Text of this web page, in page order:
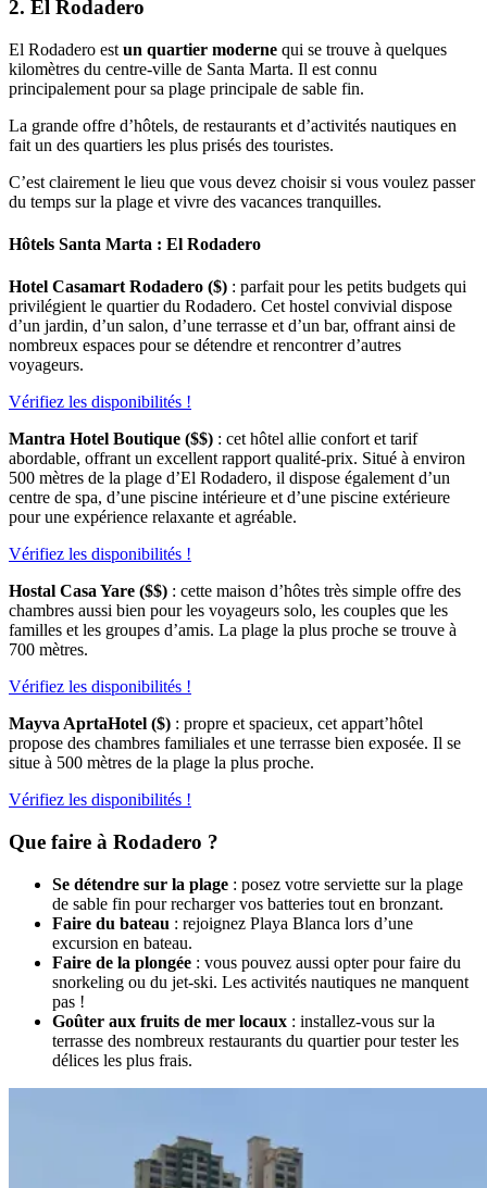
2. El Rodadero
El Rodadero est un quartier moderne qui se trouve à quelques
kilomètres du centre-ville de Santa Marta. Il est connu
principalement pour sa plage principale de sable fin.
La grande offre d’hôtels, de restaurants et d’activités nautiques en
fait un des quartiers les plus prisés des touristes.
C’est clairement le lieu que vous devez choisir si vous voulez passer
du temps sur la plage et vivre des vacances tranquilles.
Hôtels Santa Marta : El Rodadero
Hotel Casamart Rodadero ($) : parfait pour les petits budgets qui
privilégient le quartier du Rodadero. Cet hostel convivial dispose
d’un jardin, d’un salon, d’une terrasse et d’un bar, offrant ainsi de
nombreux espaces pour se détendre et rencontrer d’autres
voyageurs.
Vérifiez les disponibilités !
Mantra Hotel Boutique ($$) : cet hôtel allie confort et tarif
abordable, offrant un excellent rapport qualité-prix. Situé à environ
500 mètres de la plage d’El Rodadero, il dispose également d’un
centre de spa, d’une piscine intérieure et d’une piscine extérieure
pour une expérience relaxante et agréable.
Vérifiez les disponibilités !
Hostal Casa Yare ($$) : cette maison d’hôtes très simple offre des
chambres aussi bien pour les voyageurs solo, les couples que les
familles et les groupes d’amis. La plage la plus proche se trouve à
700 mètres.
Vérifiez les disponibilités !
Mayva AprtaHotel ($) : propre et spacieux, cet appart’hôtel
propose des chambres familiales et une terrasse bien exposée. Il se
situe à 500 mètres de la plage la plus proche.
Vérifiez les disponibilités !
Que faire à Rodadero ?
Se détendre sur la plage : posez votre serviette sur la plage
de sable fin pour recharger vos batteries tout en bronzant.
Faire du bateau : rejoignez Playa Blanca lors d’une
excursion en bateau.
Faire de la plongée : vous pouvez aussi opter pour faire du
snorkeling ou du jet-ski. Les activités nautiques ne manquent
pas !
Goûter aux fruits de mer locaux : installez-vous sur la
terrasse des nombreux restaurants du quartier pour tester les
délices les plus frais.